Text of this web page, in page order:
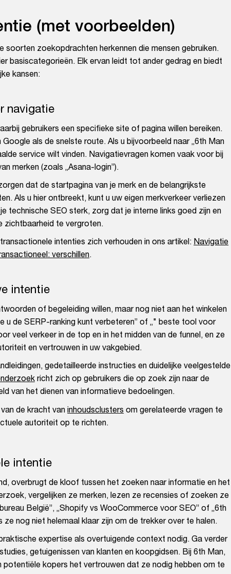
(met voorbeelden)
zoekopdrachten herkennen die mensen gebruiken.
basiscategorieën. Elk ervan leidt tot ander gedrag en biedt
kansen:
navigatie
gebruikers een specifieke site of pagina willen bereiken.
als de snelste route. Als u bijvoorbeeld naar „6th Man
service wilt vinden. Navigatievragen komen vaak voor bij
merken (zoals „Asana-login”).
dat de startpagina van je merk en de belangrijkste
Als u hier ontbreekt, kunt u uw eigen merkverkeer verliezen
technische SEO sterk, zorg dat je interne links goed zijn en
zichtbaarheid te vergroten.
intenties zich verhouden in ons artikel: Navigatie
verschillen
intentie
of begeleiding willen, maar nog niet aan het winkelen
u de SERP-ranking kunt verbeteren” of „" beste tool voor
veel verkeer in de top en in het midden van de funnel, en ze
en vertrouwen in uw vakgebied.
gedetailleerde instructies en duidelijke veelgestelde
richt zich op gebruikers die op zoek zijn naar de
van het dienen van informatieve bedoelingen.
de kracht vaninhoudsclusters om gerelateerde vragen te
autoriteit op te richten.
intentie
overbrugt de kloof tussen het zoeken naar informatie en het
vergelijken ze merken, lezen ze recensies of zoeken ze
België”, „Shopify vs WooCommerce voor SEO” of „6th
nog niet helemaal klaar zijn om de trekker over te halen.
expertise als overtuigende context nodig. Ga verder
getuigenissen van klanten en koopgidsen. Bij 6th Man,
potentiële kopers het vertrouwen dat ze nodig hebben om te